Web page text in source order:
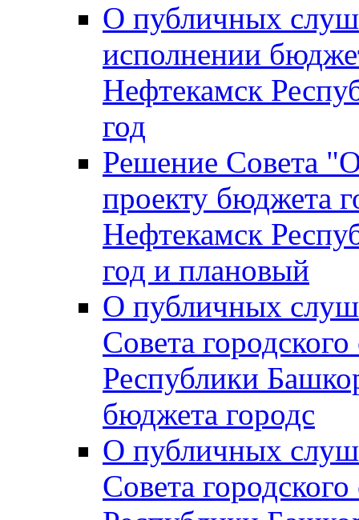
О публичных
исполнении
Нефтекамск
год
Решение Совета
проекту бюджета
Нефтекамск
год и плановый
О публичных
Совета
Республики
бюджета городс
О публичных
Совета